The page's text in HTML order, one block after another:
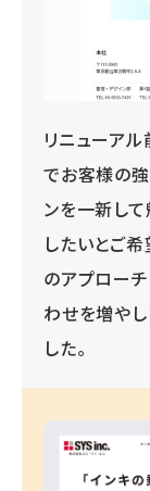
リニューア
でお客様の
ンを一新し
したいとご
のアプロー
わせを増や
した。